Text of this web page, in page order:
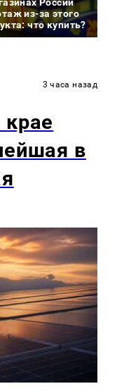
из-за этого
что купить?
3 часа назад
в